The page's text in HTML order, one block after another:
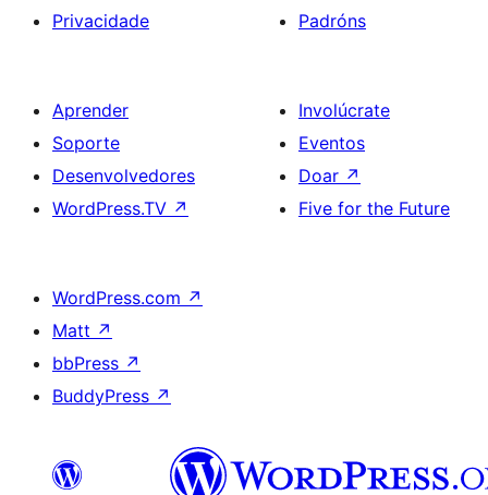
Privacidade
Padróns
Aprender
Soporte
Desenvolvedores
WordPress.TV ↗
Involúcrate
Eventos
Doar ↗
Five for the Future
WordPress.com ↗
Matt ↗
bbPress ↗
BuddyPress ↗